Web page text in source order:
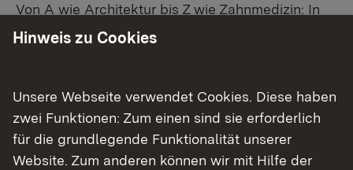
Von A wie Architektur bis Z wie Zahnmedizin: In
Baden-Württemberg warten unzählige
Studiengangsuche schnell den passenden
Studienplatz. Außerdem gibt's eine Schritt-für-
Schritt-Anleitung zu deinem Traum-Studium.
Hinweis zu Cookies
Unsere Webseite verwendet Cookies. Diese haben
zwei Funktionen: Zum einen sind sie erforderlich
für die grundlegende Funktionalität unserer
Website. Zum anderen können wir mit Hilfe der